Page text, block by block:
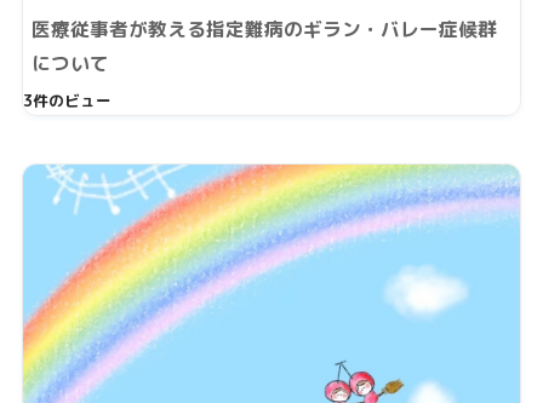
医療従事者が教える指定難病のギラン・バレー症候群
について
3件のビュー